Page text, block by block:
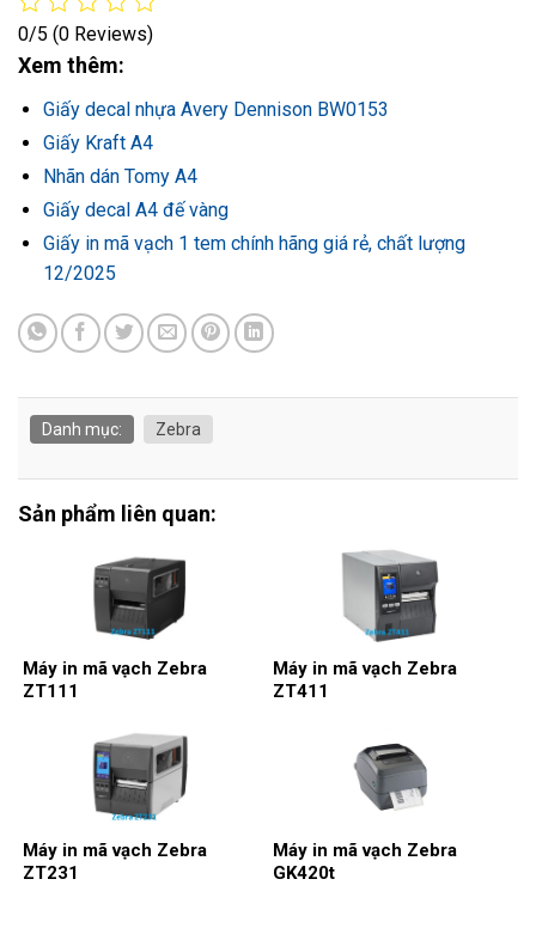
0/5 (0 Reviews)
Xem thêm:
Giấy decal nhựa Avery Dennison BW0153
Giấy Kraft A4
Nhãn dán Tomy A4
Giấy decal A4 đế vàng
Giấy in mã vạch 1 tem chính hãng giá rẻ, chất lượng
12/2025
Danh mục: Zebra
Sản phẩm liên quan:
Máy in mã vạch Zebra
ZT111
Máy in mã vạch Zebra
ZT411
Máy in mã vạch Zebra
ZT231
Máy in mã vạch Zebra
GK420t